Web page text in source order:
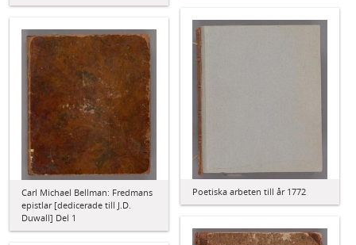
Poetiska arbeten till år 1772
Carl Michael Bellman: Fredmans
epistlar [dedicerade till J.D.
Duwall] Del 1